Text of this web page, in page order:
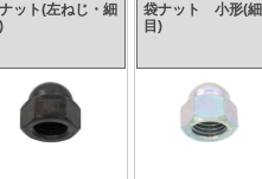
ット(左ねじ・細
袋ナット 小形(細
目)